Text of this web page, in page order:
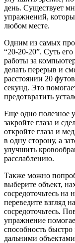
день. Существует
упражнений,
любом месте.
Одним из самых
“20-20-20”. Суть
работы за
делать перерыв и
расстоянии 20
секунд. Это
предотвратить
Еще одно полезное
закройте глаза и
откройте глаза и
в одну сторону, а
улучшить
расслаблению.
Также можно
выберите объект,
сосредоточьтесь на
переведите взгляд
сосредоточьтесь.
упражнение
способность
дальними